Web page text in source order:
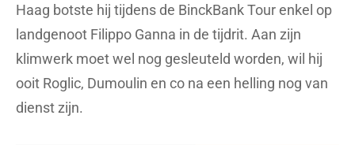
Haag botste hij tijdens de BinckBank Tour enkel op
landgenoot Filippo Ganna in de tijdrit. Aan zijn
klimwerk moet wel nog gesleuteld worden, wil hij
ooit Roglic, Dumoulin en co na een helling nog van
dienst zijn.